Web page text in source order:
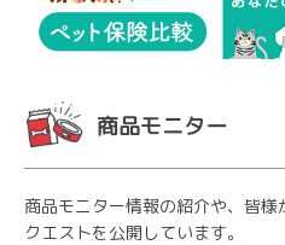
商品モニター
商品モニター情報の紹介や、皆
クエストを公開しています。